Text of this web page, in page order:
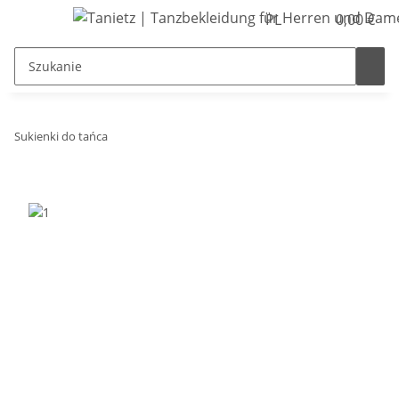
PL 0,00 €
Sukienki do tańca